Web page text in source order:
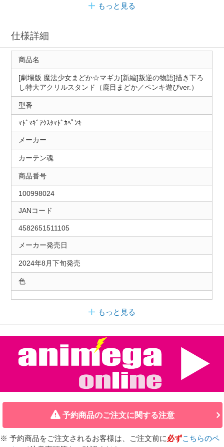
もっと見る
仕様詳細
商品名
[劇場版 魔法少女まどか☆マギカ[新編]叛逆の物語]描き下ろ
し特大アクリルスタンド（鹿目まどか／ペンキ遊びver.）
型番
ﾏﾄﾞﾏｷﾞｱｸｽﾀﾏﾄﾞｶﾍﾟﾝｷ
メーカー
カーテン魂
商品番号
100998024
JANコード
4582651511105
メーカー発売日
2024年8月下旬発売
色
もっと見る
予約商品のご注文に関する注意
※ 予約商品をご注文されるお客様は、ご注文前に必ずこちらのペ